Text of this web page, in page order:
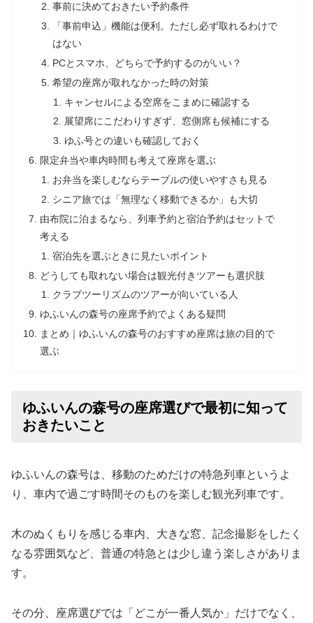
事前に決めておきたい予約条件
「事前申込」機能は便利。ただし必ず取れるわけで
はない
PCとスマホ、どちらで予約するのがいい？
希望の座席が取れなかった時の対策
キャンセルによる空席をこまめに確認する
展望席にこだわりすぎず、窓側席も候補にする
ゆふ号との違いも確認しておく
限定弁当や車内時間も考えて座席を選ぶ
お弁当を楽しむならテーブルの使いやすさも見る
シニア旅では「無理なく移動できるか」も大切
由布院に泊まるなら、列車予約と宿泊予約はセットで
考える
宿泊先を選ぶときに見たいポイント
どうしても取れない場合は観光付きツアーも選択肢
クラブツーリズムのツアーが向いている人
ゆふいんの森号の座席予約でよくある疑問
まとめ｜ゆふいんの森号のおすすめ座席は旅の目的で
選ぶ
ゆふいんの森号の座席選びで最初に知って
おきたいこと
ゆふいんの森号は、移動のためだけの特急列車というよ
り、車内で過ごす時間そのものを楽しむ観光列車です。
木のぬくもりを感じる車内、大きな窓、記念撮影をしたく
なる雰囲気など、普通の特急とは少し違う楽しさがありま
す。
その分、座席選びでは「どこが一番人気か」だけでなく、